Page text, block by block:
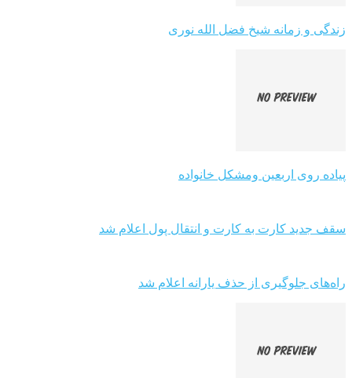
زندگی و زمانه شیخ فضل الله نوری
پیاده روی اربعین ومشکل خانواده
سقف جدید کارت به کارت و انتقال پول اعلام شد
راه‌های جلوگیری از حذف یارانه اعلام شد